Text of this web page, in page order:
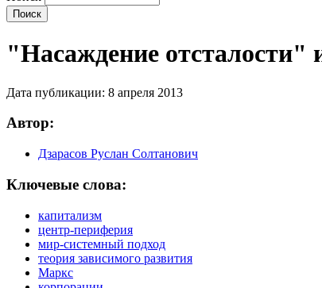
"Насаждение
Дата публикации: 8 апреля 2013
Автор:
Дзарасов Руслан Солтанович
Ключевые слова:
капитализм
центр-периферия
мир-системный подход
теория зависимого развития
Маркс